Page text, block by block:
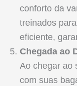
conforto da
treinados
eficiente,
Chegada ao
Ao chegar ao
com suas